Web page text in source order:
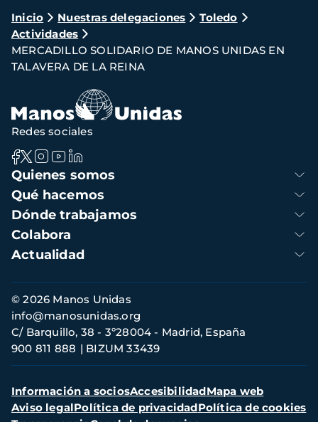
Ruta
de
navegación
Inicio Nuestras delegaciones
Toledo
Actividades
MERCADILLO SOLIDARIO DE MANOS UNIDAS EN
TALAVERA DE LA REINA
Navegación
principal
Quienes somos
Qué hacemos
Dónde trabajamos
Colabora
Actualidad
Redes sociales
Información
de
contacto
© 2026 Manos Unidas
C/ Barquillo, 38 - 3º28004 - Madrid, España
900 811 888
BIZUM 33439
info@manosunidas.org
Menú
secundario
Información a sociosAccesibilidadMapa web
Aviso legalPolítica de privacidadPolítica de cookies